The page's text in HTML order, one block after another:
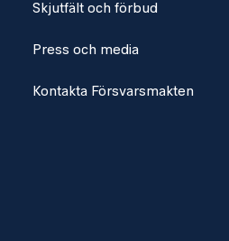
Skjutfält och förbud
Press och media
Kontakta Försvarsmakten